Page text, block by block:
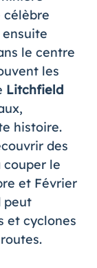
ensuite
le centre
les
Litchfield
histoire.
des
le
et Février
peut
et cyclones